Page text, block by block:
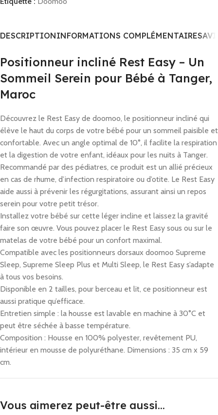
DESCRIPTIONINFORMATIONS COMPLÉMENTAIRES
Positionneur incliné Rest Easy – Un
Sommeil Serein pour Bébé à Tanger,
Maroc
Découvrez le Rest Easy de doomoo, le positionneur incliné qui
élève le haut du corps de votre bébé pour un sommeil paisible et
confortable. Avec un angle optimal de 10°, il facilite la respiration
et la digestion de votre enfant, idéaux pour les nuits à Tanger.
Recommandé par des pédiatres, ce produit est un allié précieux
en cas de rhume, d’infection respiratoire ou d’otite. Le Rest Easy
aide aussi à prévenir les régurgitations, assurant ainsi un repos
serein pour votre petit trésor.
Installez votre bébé sur cette léger incline et laissez la gravité
faire son œuvre. Vous pouvez placer le Rest Easy sous ou sur le
matelas de votre bébé pour un confort maximal.
Compatible avec les positionneurs dorsaux doomoo Supreme
Sleep, Supreme Sleep Plus et Multi Sleep, le Rest Easy s’adapte
à tous vos besoins.
Disponible en 2 tailles, pour berceau et lit, ce positionneur est
aussi pratique qu’efficace.
Entretien simple : la housse est lavable en machine à 30°C et
peut être séchée à basse température.
Composition : Housse en 100% polyester, revêtement PU,
intérieur en mousse de polyuréthane. Dimensions : 35 cm x 59
cm.
Vous aimerez peut-être aussi…